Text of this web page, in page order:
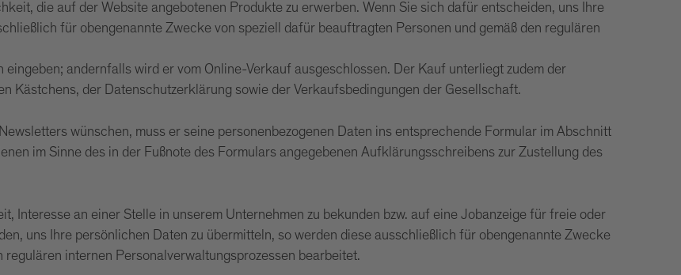
die auf der Website angebotenen Produkte zu erwerben. Wenn Sie sich dafür entscheiden, uns Ihre
für obengenannte Zwecke von speziell dafür beauftragten Personen und gemäß den regulären
andernfalls wird er vom Online-Verkauf ausgeschlossen. Der Kauf unterliegt zudem der
Kästchens, der Datenschutzerklärung sowie der Verkaufsbedingungen der Gesellschaft.
wünschen, muss er seine personenbezogenen Daten ins entsprechende Formular im Abschnitt
im Sinne des in der Fußnote des Formulars angegebenen Aufklärungsschreibens zur Zustellung des
Interesse an einer Stelle in unserem Unternehmen zu bekunden bzw. auf eine Jobanzeige für freie oder
uns Ihre persönlichen Daten zu übermitteln, so werden diese ausschließlich für obengenannte Zwecke
internen Personalverwaltungsprozessen bearbeitet.